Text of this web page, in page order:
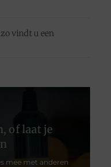
vindt u een
of laat je
mee met anderen